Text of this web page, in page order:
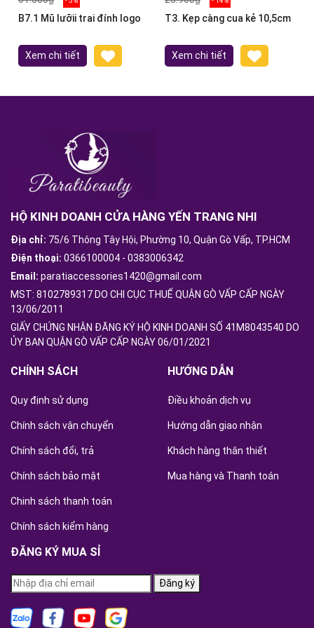
B7.1 Mũ lưỡii trai đính logo
Xem chi tiết
T3. Kẹp càng cua kẻ 10,5cm
Xem chi tiết
HỘ KINH DOANH CỬA HÀNG YẾN TRANG NHI
Địa chỉ: 75/6 Thông Tây Hội, Phường 10, Quận Gò Vấp, TP.HCM
Điện thoại: 0366100004 - 0383006342
Email: paratiaccessories1420@gmail.com
MST: 8102789317 DO CHI CỤC THUẾ QUẬN GÒ VẤP CẤP NGÀY
13/06/2011
GIẤY CHỨNG NHẬN ĐĂNG KÝ HỘ KINH DOANH SỐ 41M8043540 DO
ỦY BAN QUẬN GÒ VẤP CẤP NGÀY 06/01/2021
CHÍNH SÁCH
Quy định sử dụng
Chính sách vận chuyển
Chính sách đổi, trả
Chính sách bảo mật
Chinh sách thanh toán
Chính sách kiểm hàng
HƯỚNG DẪN
Điều khoản dịch vụ
Hướng dẫn giao nhận
Khách hàng thân thiết
Mua hàng và Thanh toán
ĐĂNG KÝ MUA SỈ
Đăng ký